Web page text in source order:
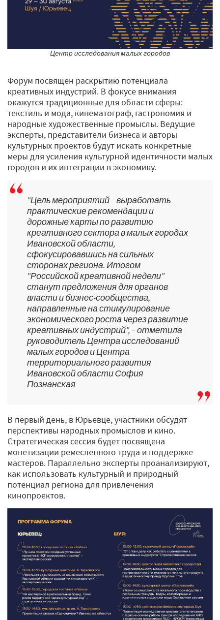
Центр исследования малых городов
Форум посвящен раскрытию потенциала
креативных индустрий. В фокусе внимания
окажутся традиционные для области сферы:
текстиль и мода, кинематограф, гастрономия и
народные художественные промыслы. Ведущие
эксперты, представители бизнеса и авторы
культурных проектов будут искать конкретные
меры для усиления культурной идентичности малых
городов и их интеграции в экономику.
"Цель мероприятий – выработать
практические рекомендации и
дорожные карты по развитию
креативного сектора в малых городах
Ивановской области,
сфокусировавшись на сильных
сторонах региона. Итогом
"Российской креативной недели"
станут предложения для органов
власти и бизнес-сообщества,
направленные на стимулирование
экономического роста через развитие
креативных индустрий", – отметила
руководитель Центра исследований
малых городов и Центра
территориального развития
Ивановской области София
Познанская
В первый день, в Юрьевце, участники обсудят
перспективы народных промыслов и кино.
Стратегическая сессия будет посвящена
монетизации ремесленного труда и поддержке
мастеров. Параллельно эксперты проанализируют,
как использовать культурный и природный
потенциал региона для привлечения
кинопроектов.